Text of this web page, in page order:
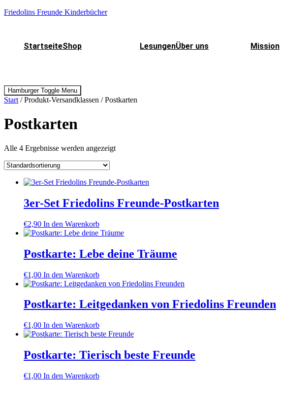
Friedolins Freunde Kinderbücher
StartseiteShop LesungenÜber uns Mission
Hamburger Toggle Menu
Start / Produkt-Versandklassen / Postkarten
Postkarten
Alle 4 Ergebnisse werden angezeigt
3er-Set Friedolins Freunde-Postkarten
€2,90 In den Warenkorb
Postkarte: Lebe deine Träume
€1,00 In den Warenkorb
Postkarte: Leitgedanken von Friedolins Freunden
€1,00 In den Warenkorb
Postkarte: Tierisch beste Freunde
€1,00 In den Warenkorb